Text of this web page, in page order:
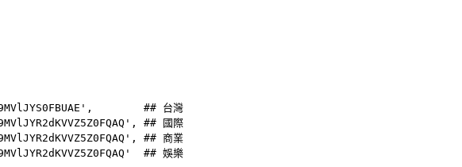
, ## 台灣
, ## 國際
, ## 商業
## 娛樂